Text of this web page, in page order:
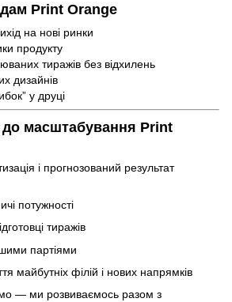
Print Orange
на нові ринки
продукту
тиражів без відхилень
дизайнів
у друці
масштабування Print
і прогнозований результат
потужності
тиражів
партіями
майбутніх філій і нових напрямків
— ми розвиваємось разом з